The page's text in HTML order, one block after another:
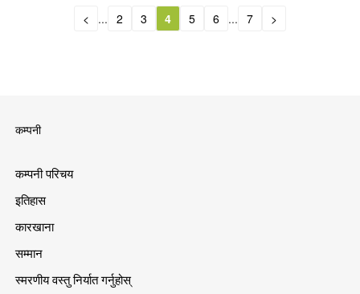
< ... 2 3 4 5 6 ... 7 >
कम्पनी
कम्पनी परिचय
इतिहास
कारखाना
सम्मान
स्मरणीय वस्तु निर्यात गर्नुहोस्